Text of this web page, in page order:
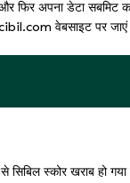
फिर अपना डेटा
वेबसाइट पर
स्कोर खराब हो